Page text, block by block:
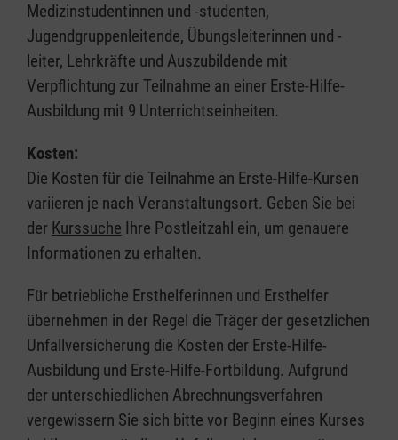
Medizinstudentinnen und -studenten,
Jugendgruppenleitende, Übungsleiterinnen und -
leiter, Lehrkräfte und Auszubildende mit
Verpflichtung zur Teilnahme an einer Erste-Hilfe-
Ausbildung mit 9 Unterrichtseinheiten.
Kosten:
Die Kosten für die Teilnahme an Erste-Hilfe-Kursen
variieren je nach Veranstaltungsort. Geben Sie bei
der Kurssuche Ihre Postleitzahl ein, um genauere
Informationen zu erhalten.
Für betriebliche Ersthelferinnen und Ersthelfer
übernehmen in der Regel die Träger der gesetzlichen
Unfallversicherung die Kosten der Erste-Hilfe-
Ausbildung und Erste-Hilfe-Fortbildung. Aufgrund
der unterschiedlichen Abrechnungsverfahren
vergewissern Sie sich bitte vor Beginn eines Kurses